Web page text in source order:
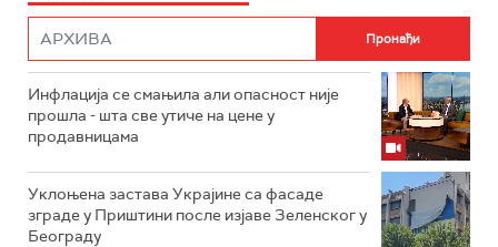
Инфлација се смањила али опасност није
прошла - шта све утиче на цене у
продавницама
Уклоњена застава Украјине са фасаде
зграде у Приштини после изјаве Зеленског у
Београду